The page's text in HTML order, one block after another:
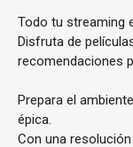
Todo tu streaming
Disfruta de
recomendaciones
Prepara el
épica.
Con una